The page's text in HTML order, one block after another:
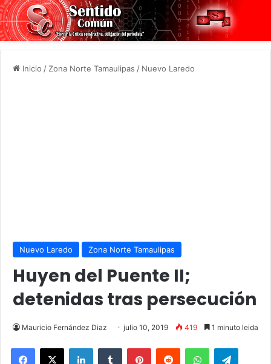
Inicio / Zona Norte Tamaulipas / Nuevo Laredo
Nuevo Laredo Zona Norte Tamaulipas
Huyen del Puente II;
detenidas tras persecución
Mauricio Fernández Diaz julio 10, 2019 419 1 minuto leida
Facebook
X LinkedInTumblr PinterestReddit WhatsApp